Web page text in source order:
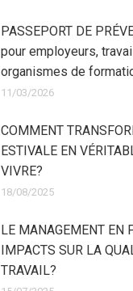
PASSEPORT DE
pour employeurs,
organismes de
11/03/2026
COMMENT
ESTIVALE EN
VIVRE?
18/08/2025
LE MANAGEMENT EN
IMPACTS SUR LA
TRAVAIL?